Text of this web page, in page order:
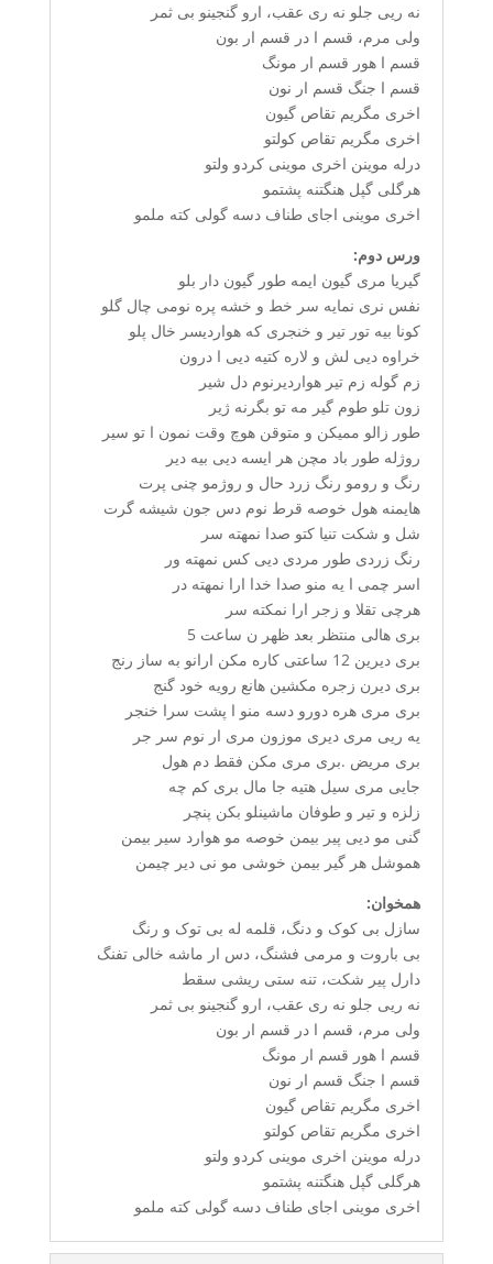
نه ریی جلو نه ری عقب، ارو گنجینو بی ثمر
ولی مرم، قسم ا در قسم ار بون
قسم ا هور قسم ار مونگ
قسم ا جنگ قسم ار نون
اخری مگریم تقاص گیون
اخری مگریم تقاص کولتو
درله موینن اخری موینی کردو ولتو
هرگلی گپل هنگتنه پشتمو
اخری موینی اجای طناف دسه گولی کته ملمو
ورس دوم:
گیریا مری گیون ایمه طور گیون دار بلو
نفس نری نمایه سر خط و خشه پره نومی چال گلو
کونا بیه تور تیر و خنجری که هواردیسر خال پلو
خراوه دیی لش و لاره کتیه دیی ا درون
زم گوله زم تیر هواردیرنوم دل شیر
زون تلو طوم گیر مه تو بگرنه ژیر
طور زالو ممیکن و متوقن هوچ وقت نمون ا تو سیر
روژله طور باد مچن هر ایسه دیی بیه دیر
رنگ و رومو رنگ زرد حال و روژمو چنی پرت
هایمنه هول خوصه قرط نوم دس جون شیشه گرت
شل و شکت تنیا کتو صدا نمهته سر
رنگ زردی طور مردی دیی کس نمهته ور
اسر چمی ا یه منو صدا خدا ارا نمهته در
هرچی تقلا و زجر ارا نمکته سر
بری هالی منتظر بعد ظهر ن ساعت 5
بری دیرین 12 ساعتی کاره مکن ارانو به ساز رنج
بری دیرن زجره مکشین هانع رویه خود گنج
بری مری هره دورو دسه منو ا پشت سرا خنجر
یه ریی مری دیری موزون مری ار نوم سر جر
بری مریض .بری مری مکن فقط دم هول
جایی مری سیل هتیه جا مال بری کم چه
زلزه و تیر و طوفان ماشینلو بکن پنچر
گنی مو دیی پیر بیمن خوصه مو هوارد سیر بیمن
هموشل هر گیر بیمن خوشی مو نی دیر چیمن
همخوان:
سازل بی کوک و دنگ، قلمه له بی توک و رنگ
بی باروت و مرمی فشنگ، دس ار ماشه خالی تفنگ
دارل پیر شکت، تنه ستی ریشی سقط
نه ریی جلو نه ری عقب، ارو گنجینو بی ثمر
ولی مرم، قسم ا در قسم ار بون
قسم ا هور قسم ار مونگ
قسم ا جنگ قسم ار نون
اخری مگریم تقاص گیون
اخری مگریم تقاص کولتو
درله موینن اخری موینی کردو ولتو
هرگلی گپل هنگتنه پشتمو
اخری موینی اجای طناف دسه گولی کته ملمو